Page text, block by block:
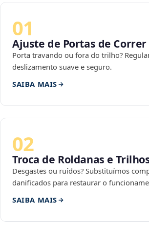
01
Ajuste de Portas de Correr
Porta travando ou fora do trilho?
deslizamento suave e seguro.
SAIBA MAIS
02
Troca de Roldanas e
Desgastes ou ruídos? Substituímos
danificados para restaurar o
SAIBA MAIS